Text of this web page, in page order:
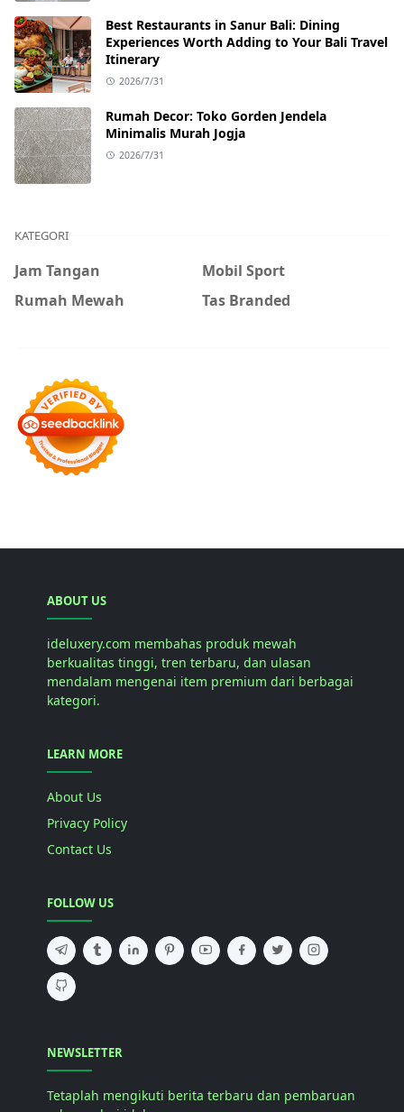
Best Restaurants in Sanur Bali: Dining
Experiences Worth Adding to Your Bali Travel
Itinerary
2026/7/31
Rumah Decor: Toko Gorden Jendela
Minimalis Murah Jogja
2026/7/31
KATEGORI
Jam Tangan
Mobil Sport
Rumah Mewah
Tas Branded
ABOUT US
ideluxery.com membahas produk mewah
berkualitas tinggi, tren terbaru, dan ulasan
mendalam mengenai item premium dari berbagai
kategori.
LEARN MORE
About Us
Privacy Policy
Contact Us
FOLLOW US
NEWSLETTER
Tetaplah mengikuti berita terbaru dan pembaruan